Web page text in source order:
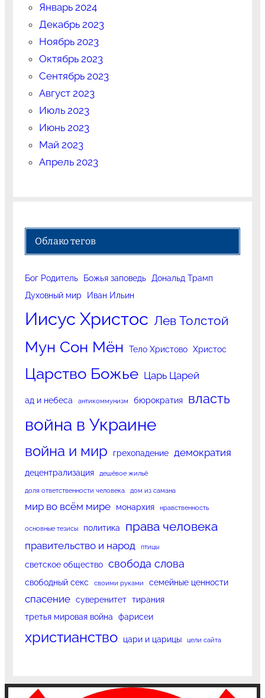
Январь 2024
Декабрь 2023
Ноябрь 2023
Октябрь 2023
Сентябрь 2023
Август 2023
Июль 2023
Июнь 2023
Май 2023
Апрель 2023
Облако тегов
Бог Родитель Божья заповедь
Дональд Трамп
Духовный мир
Иван Ильин
Иисус Христос Лев Толстой
Мун Сон Мён Тело Христово Христос
Царство Божье Царь Царей
ад и небеса антикоммунизм бюрократия власть
война в Украине
война и мир грехопадение демократия
децентрализация дешёвое жильё
доля ответственности человека дом из самана
мир во всём мире монархия нравственность
основные тезисы политика права человека
правительство и народ птицы
светское общество свобода слова
свободный секс своими руками семейные ценности
спасение суверенитет тирания
третья мировая война
фарисеи
христианство цари и царицы цели сайта